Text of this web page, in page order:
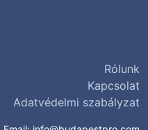
Rólunk
Kapcsolat
Adatvédelmi szabályzat